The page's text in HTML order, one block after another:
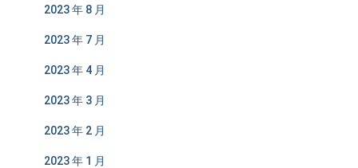
2023 年 8 月
2023 年 7 月
2023 年 4 月
2023 年 3 月
2023 年 2 月
2023 年 1 月